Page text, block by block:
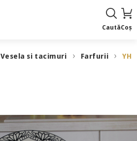
CautăCoș
Vesela si tacimuri Farfurii